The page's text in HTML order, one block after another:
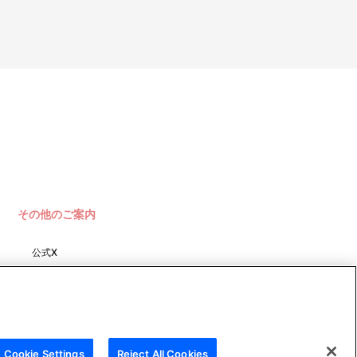
す。メールにてご案内させていただきましたお支払期日まで
その他のご案内
公式X
Cookie Settings Reject All Cookies